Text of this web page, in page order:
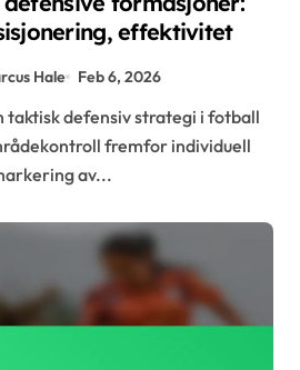
effektivitet
Hale Feb 6, 2026
fremfor individuell
av...